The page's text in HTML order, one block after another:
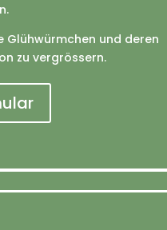
Glühwürmchen und deren
zu vergrössern.